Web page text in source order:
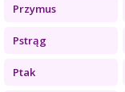
Przymus
Pstrąg
Ptak